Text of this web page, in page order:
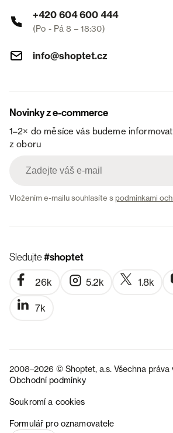
+420 604 600 444
(Po - Pá 8 – 18:30)
info@shoptet.cz
Novinky z e-commerce
1–2× do měsíce vás budeme
z oboru
Vložením e-mailu souhlasíte spodmínkami
Sledujte#shoptet
26k 5.2k 1.8k
7k
2008–2026 © Shoptet, a.s. Všechna práva
Obchodní podmínky
Soukromí a cookies
Formulář pro oznamovatele